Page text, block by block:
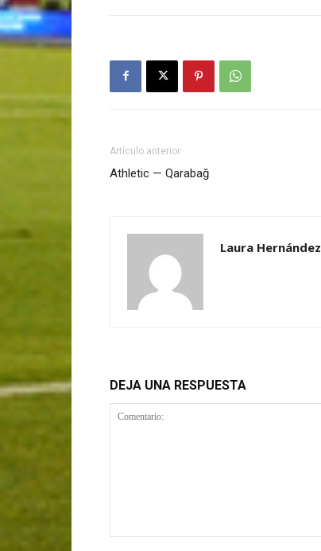
Artículo anterior
Athletic — Qarabağ
Laura Hernández
DEJA UNA RESPUESTA